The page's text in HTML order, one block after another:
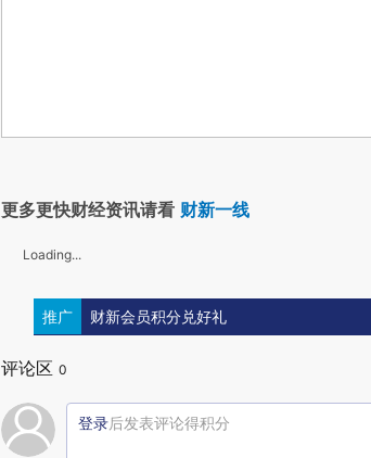
更多更快财经资讯请看 财新一线
Loading...
推广 财新会员积分兑好礼
评论区 0
登录后发表评论得积分